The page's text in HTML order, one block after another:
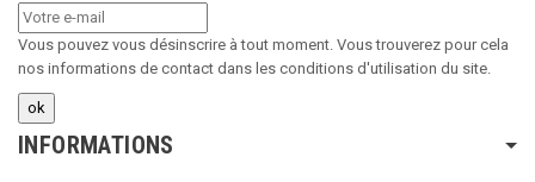
Vous pouvez vous désinscrire à tout moment. Vous trouverez pour cela
nos informations de contact dans les conditions d'utilisation du site.
INFORMATIONS